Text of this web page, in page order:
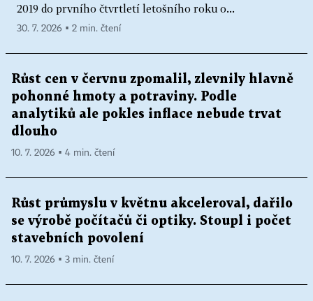
2019 do prvního čtvrtletí letošního roku o...
30. 7. 2026 ▪ 2 min. čtení
Růst cen v červnu zpomalil, zlevnily hlavně
pohonné hmoty a potraviny. Podle
analytiků ale pokles inflace nebude trvat
dlouho
10. 7. 2026 ▪ 4 min. čtení
Růst průmyslu v květnu akceleroval, dařilo
se výrobě počítačů či optiky. Stoupl i počet
stavebních povolení
10. 7. 2026 ▪ 3 min. čtení